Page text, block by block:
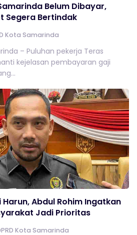
Belum Dibayar,
Segera Bertindak
Kota Samarinda
– Puluhan pekerja Teras
kejelasan pembayaran gaji
Abdul Rohim Ingatkan
Jadi Prioritas
Kota Samarinda